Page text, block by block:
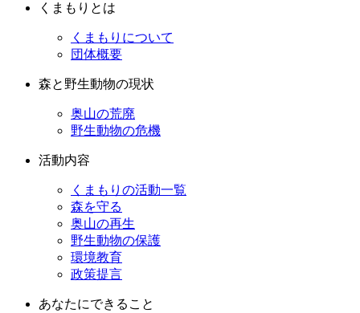
くまもりとは
くまもりについて
団体概要
森と野生動物の現状
奥山の荒廃
野生動物の危機
活動内容
くまもりの活動一覧
森を守る
奥山の再生
野生動物の保護
環境教育
政策提言
あなたにできること